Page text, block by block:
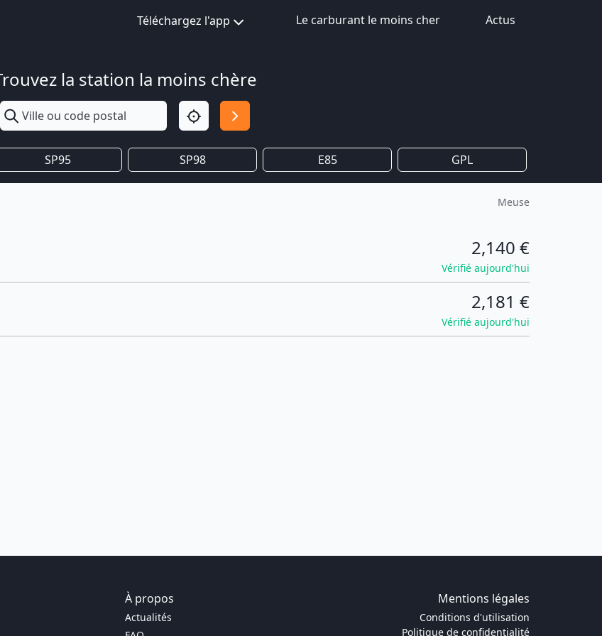
Téléchargez l'app Le carburant le moins cher Actus
la station la moins chère
SP95 SP98 E85 GPL
Meuse
2,140 €
Vérifié aujourd'hui
2,181 €
Vérifié aujourd'hui
À propos Mentions légales
Actualités
Conditions d'utilisation
Politique de confidentialité